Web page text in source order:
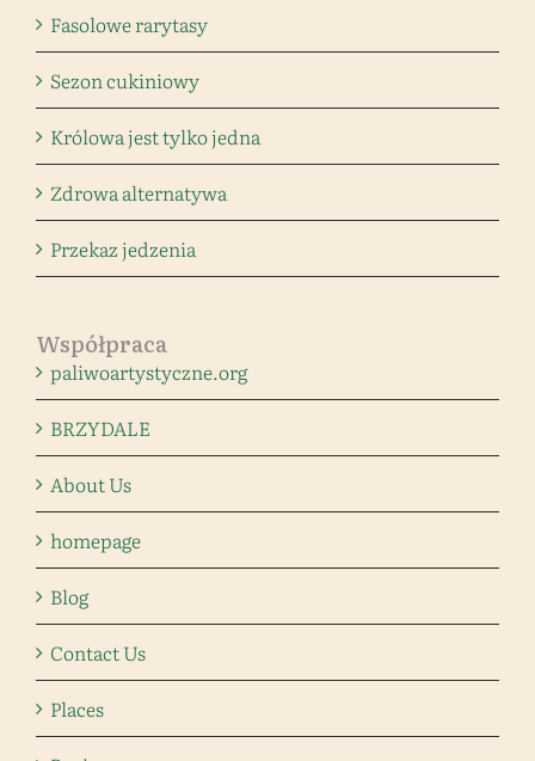
Fasolowe rarytasy
Sezon cukiniowy
Królowa jest tylko jedna
Zdrowa alternatywa
Przekaz jedzenia
Współpraca
paliwoartystyczne.org
BRZYDALE
About Us
homepage
Blog
Contact Us
Places